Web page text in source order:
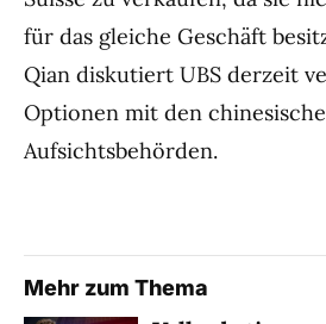
für das gleiche Geschäft
Qian diskutiert UBS derzeit
Optionen mit den
Aufsichtsbehörden.
Mehr zum Thema